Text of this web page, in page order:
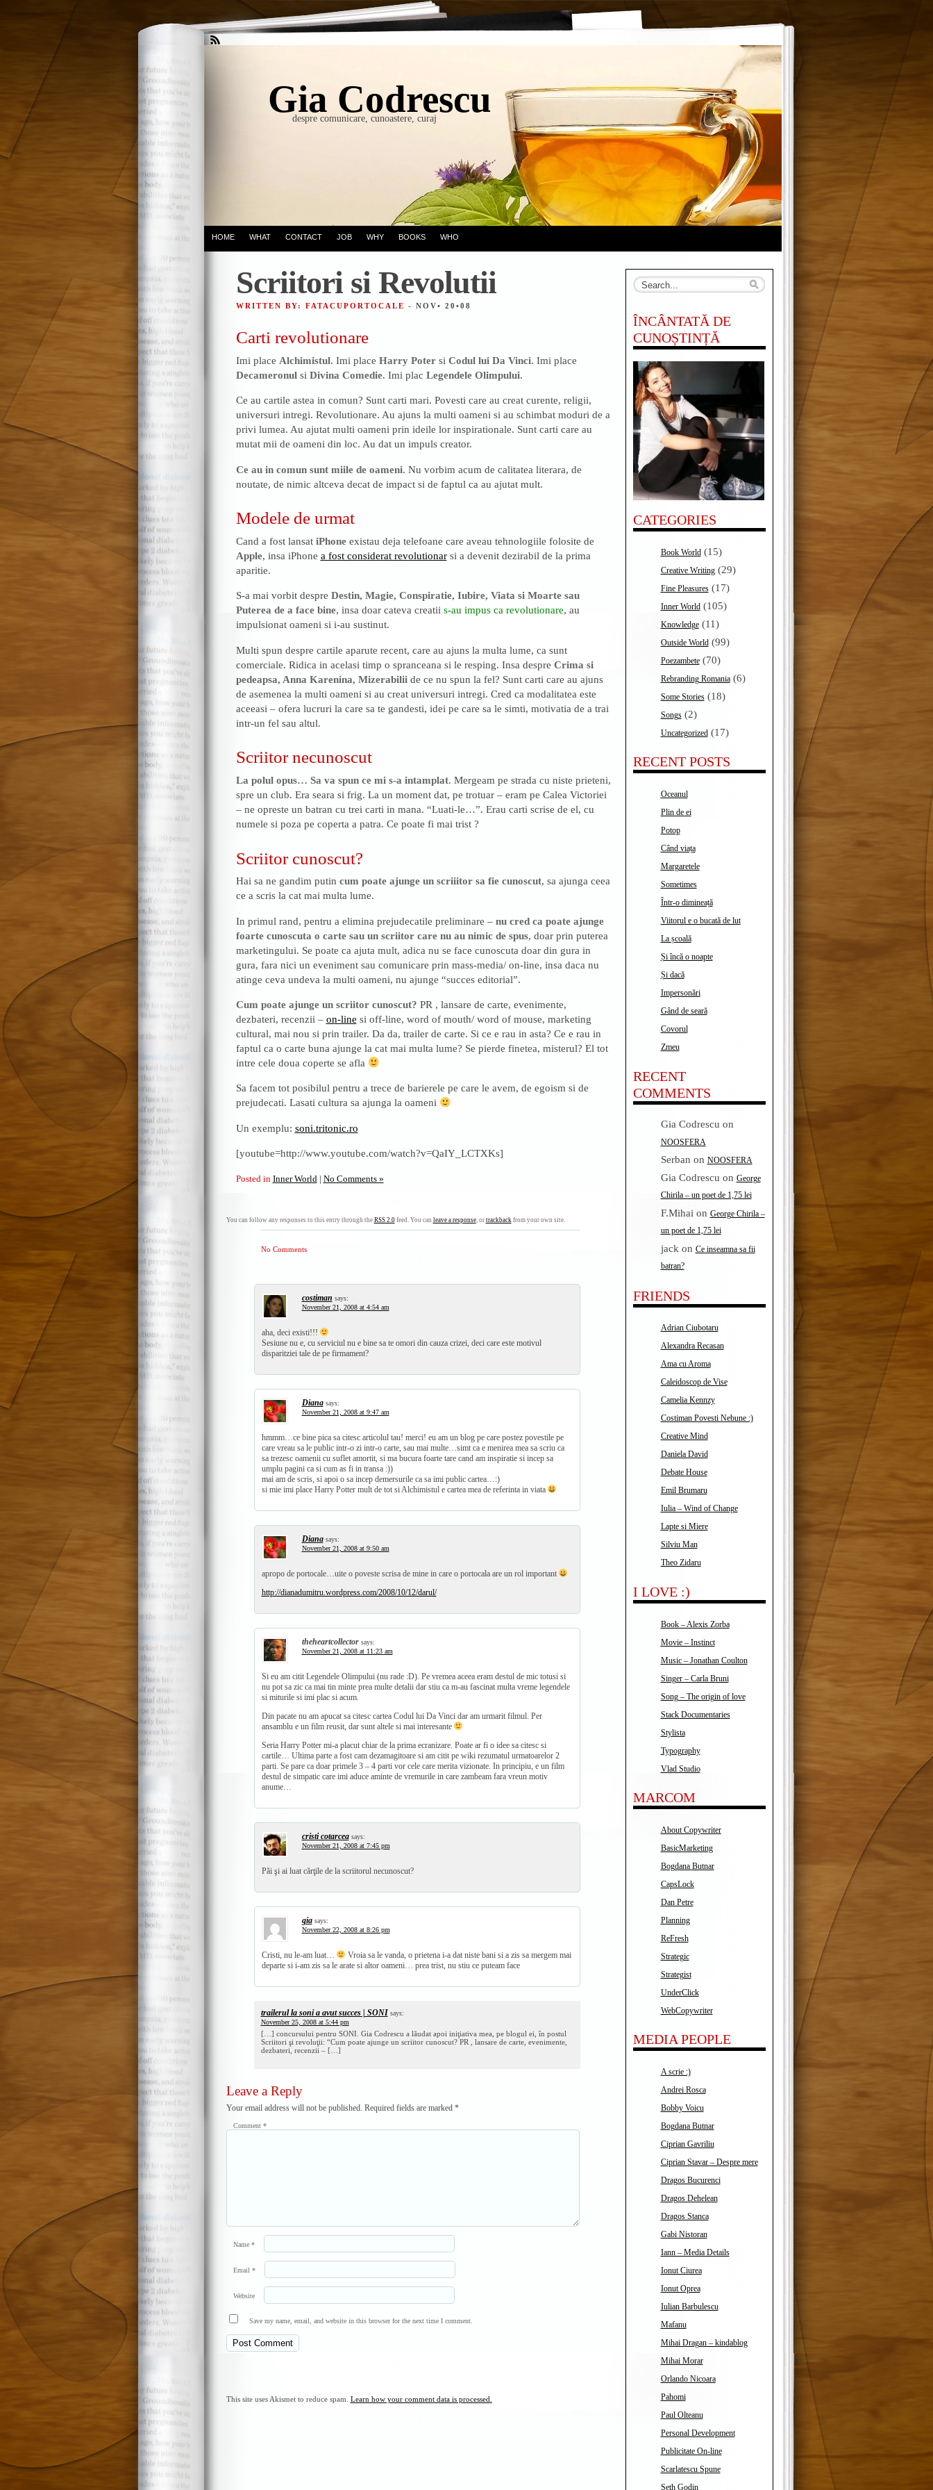
Gia Codrescu
despre comunicare, cunoastere, curaj
HOME WHAT CONTACT JOB WHY BOOKS WHO
Scriitori si Revolutii
WRITTEN BY: FATACUPORTOCALE - NOV• 20•08
Carti revolutionare
Imi place Alchimistul. Imi place Harry Potersi Codul lui Da Vinci. Imi place
Decameronulsi Divina Comedie. Imi plac Legendele Olimpului.
Ce au cartile astea in comun? Sunt carti mari. Povesti care au creat curente, religii,
universuri intregi. Revolutionare. Au ajuns la multi oameni si au schimbat moduri de a
privi lumea. Au ajutat multi oameni prin ideile lor inspirationale. Sunt carti care au
mutat mii de oameni din loc. Au dat un impuls creator.
Ce au in comun sunt miile de oameni. Nu vorbim acum de calitatea literara, de
noutate, de nimic altceva decat de impact si de faptul ca au ajutat mult.
Modele de urmat
Cand a fost lansatiPhoneexistau deja telefoane care aveau tehnologiile folosite de
Apple, insa iPhone a fost considerat revolutionarsi a devenit dezirabil de la prima
aparitie.
S-a mai vorbit despre Destin, Magie, Conspiratie, Iubire, Viata si Moarte sau
Puterea de a face bine, insa doar cateva creatii s-au impus ca revolutionare, au
impulsionat oameni si i-au sustinut.
Multi spun despre cartile aparute recent, care au ajuns la multa lume, ca sunt
comerciale. Ridica in acelasi timp o spranceana si le resping. Insa despre Crima si
pedeapsa, Anna Karenina, Mizerabiliide ce nu spun la fel? Sunt carti care au ajuns
de asemenea la multi oameni si au creat universuri intregi. Cred ca modalitatea este
aceeasi – ofera lucruri la care sa te gandesti, idei pe care sa le simti, motivatia de a trai
intr-un fel sau altul.
Scriitor necunoscut
La polul opus… Sa va spun ce mi s-a intamplat. Mergeam pe strada cu niste prieteni,
spre un club. Era seara si frig. La un moment dat, pe trotuar – eram pe Calea Victoriei
– ne opreste un batran cu trei carti in mana. “Luati-le…”. Erau carti scrise de el, cu
numele si poza pe coperta a patra. Ce poate fi mai trist ?
Scriitor cunoscut?
Hai sa ne gandim putin cum poate ajunge un scriiitor sa fie cunoscut, sa ajunga ceea
ce a scris la cat mai multa lume.
In primul rand, pentru a elimina prejudecatile preliminare – nu cred ca poate ajunge
foarte cunoscuta o carte sau un scriitor care nu au nimic de spus, doar prin puterea
marketingului. Se poate ca ajuta mult, adica nu se face cunoscuta doar din gura in
gura, fara nici un eveniment sau comunicare prin mass-media/ on-line, insa daca nu
atinge ceva undeva la multi oameni, nu ajunge “succes editorial”.
Cum poate ajunge un scriitor cunoscut? PR , lansare de carte, evenimente,
dezbateri, recenzii – on-line si off-line, word of mouth/ word of mouse, marketing
cultural, mai nou si prin trailer. Da da, trailer de carte. Si ce e rau in asta? Ce e rau in
faptul ca o carte buna ajunge la cat mai multa lume? Se pierde finetea, misterul? El tot
intre cele doua coperte se afla
Sa facem tot posibilul pentru a trece de barierele pe care le avem, de egoism si de
prejudecati. Lasati cultura sa ajunga la oameni
Un exemplu: soni.tritonic.ro
[youtube=http://www.youtube.com/watch?v=QaIY_LCTXKs]
Posted in Inner World | No Comments »
You can follow any responses to this entry through the RSS 2.0feed. You can leave a response, or trackbackfrom your own site.
No Comments
costiman says:
November 21, 2008 at 4:54 am
aha, deci existi!!!
Sesiune nu e, cu serviciul nu e bine sa te omori din cauza crizei, deci care este motivul
disparitziei tale de pe firmament?
Diana says:
November 21, 2008 at 9:47 am
hmmm…ce bine pica sa citesc articolul tau! merci! eu am un blog pe care postez povestile pe
care vreau sa le public intr-o zi intr-o carte, sau mai multe…simt ca e menirea mea sa scriu ca
sa trezesc oamenii cu suflet amortit, si ma bucura foarte tare cand am inspiratie si incep sa
umplu pagini ca si cum as fi in transa :))
mai am de scris, si apoi o sa incep demersurile ca sa imi public cartea…:)
si mie imi place Harry Potter mult de tot si Alchimistul e cartea mea de referinta in viata
Diana says:
November 21, 2008 at 9:50 am
apropo de portocale…uite o poveste scrisa de mine in care o portocala are un rol important
http://dianadumitru.wordpress.com/2008/10/12/darul/
theheartcollector says:
November 21, 2008 at 11:23 am
Si eu am citit Legendele Olimpului (nu rade :D). Pe vremea aceea eram destul de mic totusi si
nu pot sa zic ca mai tin minte prea multe detalii dar stiu ca m-au fascinat multa vreme legendele
si miturile si imi plac si acum.
Din pacate nu am apucat sa citesc cartea Codul lui Da Vinci dar am urmarit filmul. Per
ansamblu e un film reusit, dar sunt altele si mai interesante
Seria Harry Potter mi-a placut chiar de la prima ecranizare. Poate ar fi o idee sa citesc si
cartile… Ultima parte a fost cam dezamagitoare si am citit pe wiki rezumatul urmatoarelor 2
parti. Se pare ca doar primele 3 – 4 parti vor cele care merita vizionate. In principiu, e un film
destul de simpatic care imi aduce aminte de vremurile in care zambeam fara vreun motiv
anume…
cristi cotarcea says:
November 21, 2008 at 7:45 pm
Păi şi ai luat cărţile de la scriitorul necunoscut?
gia says:
November 22, 2008 at 8:26 pm
Cristi, nu le-am luat…
Vroia sa le vanda, o prietena i-a dat niste bani si a zis sa mergem mai
departe si i-am zis sa le arate si altor oameni… prea trist, nu stiu ce puteam face
trailerul la soni a avut succes | SONI says:
November 25, 2008 at 5:44 pm
[…] concursului pentru SONI. Gia Codrescu a lăudat apoi iniţiativa mea, pe blogul ei, în postul
Scriitori şi revoluţii: “Cum poate ajunge un scriitor cunoscut? PR , lansare de carte, evenimente,
dezbateri, recenzii – […]
Leave a Reply
Your email address will not be published. Required fields are marked *
Comment *
Name *
Email *
Website
Save my name, email, and website in this browser for the next time I comment.
This site uses Akismet to reduce spam. Learn how your comment data is processed.
ÎNCÂNTATĂ DE
CUNOȘTINȚĂ
CATEGORIES
Book World(15)
Creative Writing(29)
Fine Pleasures(17)
Inner World(105)
Knowledge(11)
Outside World(99)
Poezambete(70)
Rebranding Romania(6)
Some Stories(18)
Songs(2)
Uncategorized(17)
RECENT POSTS
Oceanul
Plin de ei
Potop
Când viața
Margaretele
Sometimes
Într-o dimineață
Viitorul e o bucată de lut
La școală
Și încă o noapte
Și dacă
Impersonări
Gând de seară
Covorul
Zmeu
RECENT
COMMENTS
Gia Codrescu on
NOOSFERA
Serban on NOOSFERA
Gia Codrescu on George
Chirila – un poet de 1,75 lei
F.Mihaion George Chirila –
un poet de 1,75 lei
jackon Ce inseamna sa fii
batran?
FRIENDS
Adrian Ciubotaru
Alexandra Recasan
Ama cu Aroma
Caleidoscop de Vise
Camelia Kennzy
Costiman Povesti Nebune :)
Creative Mind
Daniela David
Debate House
Emil Brumaru
Iulia – Wind of Change
Lapte si Miere
Silviu Man
Theo Zidaru
I LOVE :)
Book – Alexis Zorba
Movie – Instinct
Music – Jonathan Coulton
Singer – Carla Bruni
Song – The origin of love
Stack Documentaries
Stylista
Typography
Vlad Studio
MARCOM
About Copywriter
BasicMarketing
Bogdana Butnar
CapsLock
Dan Petre
Planning
ReFresh
Strategic
Strategist
UnderClick
WebCopywriter
MEDIA PEOPLE
A scrie :)
Andrei Rosca
Bobby Voicu
Bogdana Butnar
Ciprian Gavriliu
Ciprian Stavar – Despre mere
Dragos Bucurenci
Dragos Dehelean
Dragos Stanca
Gabi Nistoran
Iann – Media Details
Ionut Ciurea
Ionut Oprea
Iulian Barbulescu
Mafanu
Mihai Dragan – kindablog
Mihai Morar
Orlando Nicoara
Pahomi
Paul Olteanu
Personal Development
Publicitate On-line
Scarlatescu Spune
Seth Godin